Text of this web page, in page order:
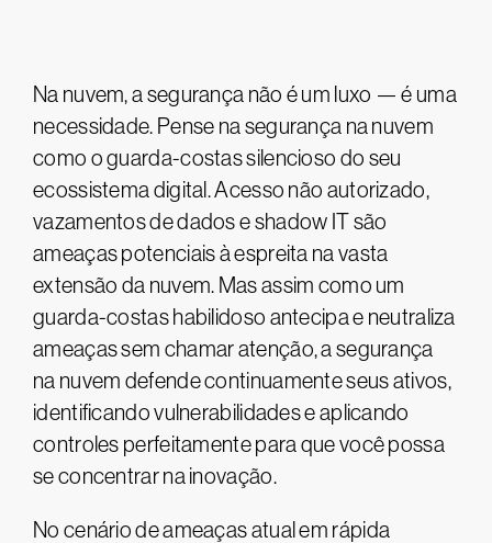
Na nuvem, a segurança não é um luxo — é uma
necessidade. Pense na segurança na nuvem
como o guarda-costas silencioso do seu
ecossistema digital. Acesso não autorizado,
vazamentos de dados e shadow IT são
ameaças potenciais à espreita na vasta
extensão da nuvem. Mas assim como um
guarda-costas habilidoso antecipa e neutraliza
ameaças sem chamar atenção, a segurança
na nuvem defende continuamente seus ativos,
identificando vulnerabilidades e aplicando
controles perfeitamente para que você possa
se concentrar na inovação.
No cenário de ameaças atual em rápida